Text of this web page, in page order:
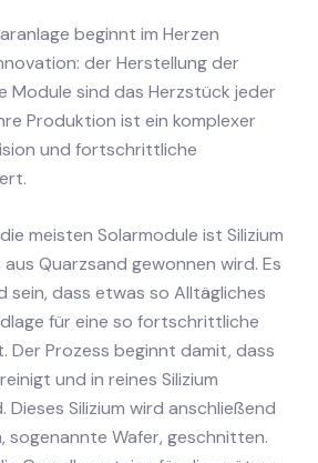
beginnt im Herzen
der Herstellung der
Module sind das Herzstück jeder
Produktion ist ein komplexer
und fortschrittliche
meisten Solarmodule ist Silizium
Quarzsand gewonnen wird. Es
sein, dass etwas so Alltägliches
für eine so fortschrittliche
Der Prozess beginnt damit, dass
und in reines Silizium
Dieses Silizium wird anschließend
sogenannte Wafer, geschnitten.